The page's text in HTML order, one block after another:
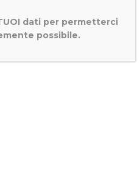
dati per permetterci
possibile.